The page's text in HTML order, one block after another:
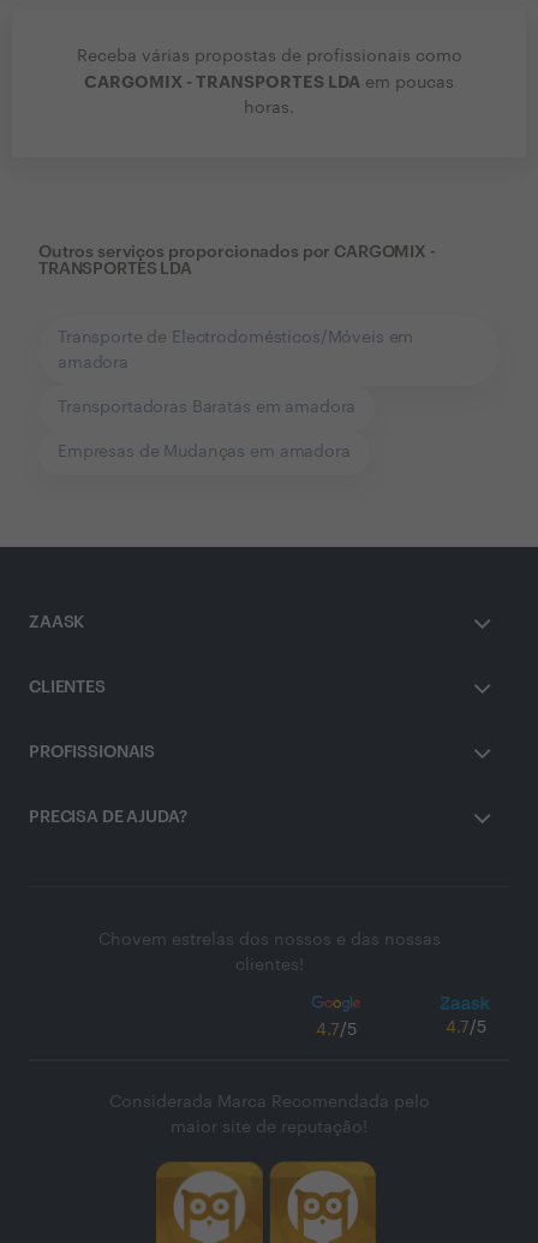
Receba várias propostas de profissionais como
CARGOMIX - TRANSPORTES LDA em poucas
horas.
Outros serviços proporcionados por CARGOMIX -
TRANSPORTES LDA
Transporte de Electrodomésticos/Móveis em
amadora
Transportadoras Baratas em amadora
Empresas de Mudanças em amadora
ZAASK
CLIENTES
PROFISSIONAIS
PRECISA DE AJUDA?
Chovem estrelas dos nossos e das nossas
clientes!
4.7/5 4.7/5
Considerada Marca Recomendada pelo
maior site de reputação!